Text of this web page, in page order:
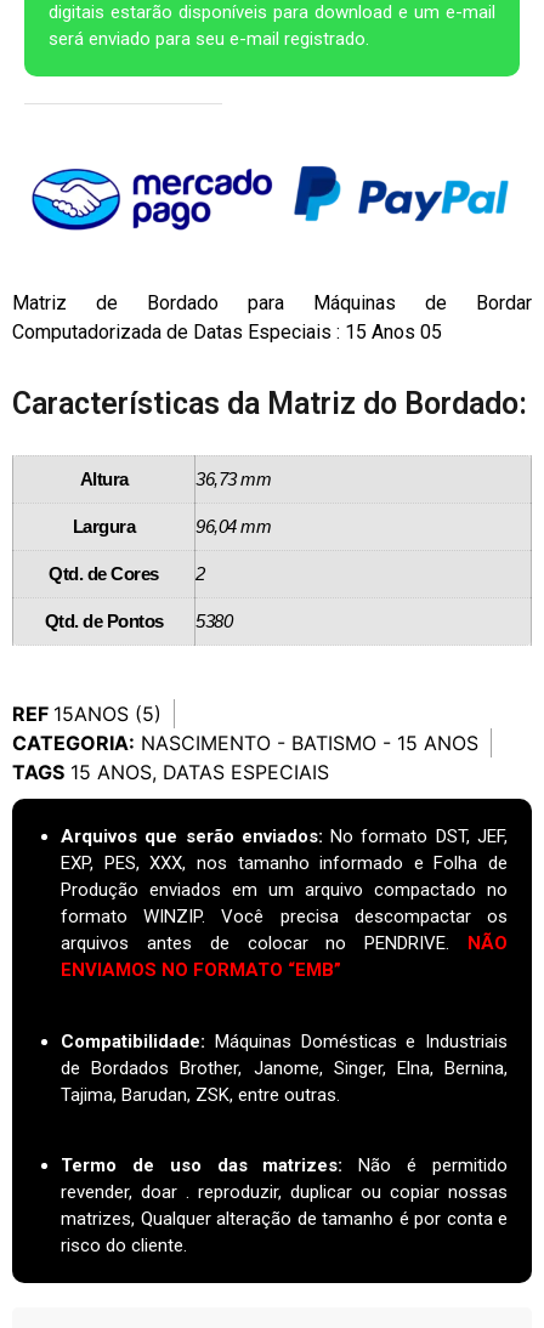
digitais estarão disponíveis para download e um e-mail
será enviado para seu e-mail registrado.
Matriz de Bordado para Máquinas de Bordar
Computadorizada de Datas Especiais : 15 Anos 05
Características da Matriz do Bordado:
Altura 36,73 mm
Largura 96,04 mm
Qtd. de Cores 2
Qtd. de Pontos 5380
REF 15ANOS (5)
CATEGORIA: NASCIMENTO - BATISMO - 15 ANOS
TAGS 15 ANOS, DATAS ESPECIAIS
Arquivos que serão enviados: No formato DST, JEF,
EXP, PES, XXX, nos tamanho informado e Folha de
Produção enviados em um arquivo compactado no
formato WINZIP. Você precisa descompactar os
arquivos antes de colocar no PENDRIVE.
NÃO
ENVIAMOS NO FORMATO “EMB”
Compatibilidade: Máquinas Domésticas e Industriais
de Bordados Brother, Janome, Singer, Elna, Bernina,
Tajima, Barudan, ZSK, entre outras.
Termo de uso das matrizes:
Não é permitido
revender, doar . reproduzir, duplicar ou copiar nossas
matrizes, Qualquer alteração de tamanho é por conta e
risco do cliente.